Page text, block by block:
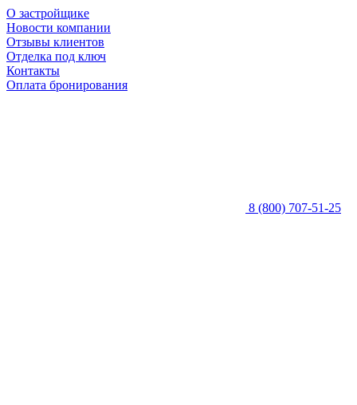
О застройщике
Новости компании
Отзывы клиентов
Отделка под ключ
Контакты
Оплата бронирования
8 (800) 707-51-25